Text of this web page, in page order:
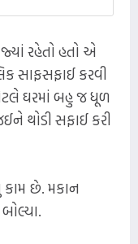
રહેતો હતો એ
સાફસફાઈ કરવી
ઘરમાં બહુ જ ધૂળ
થોડી સફાઈ કરી
છે. મકાન